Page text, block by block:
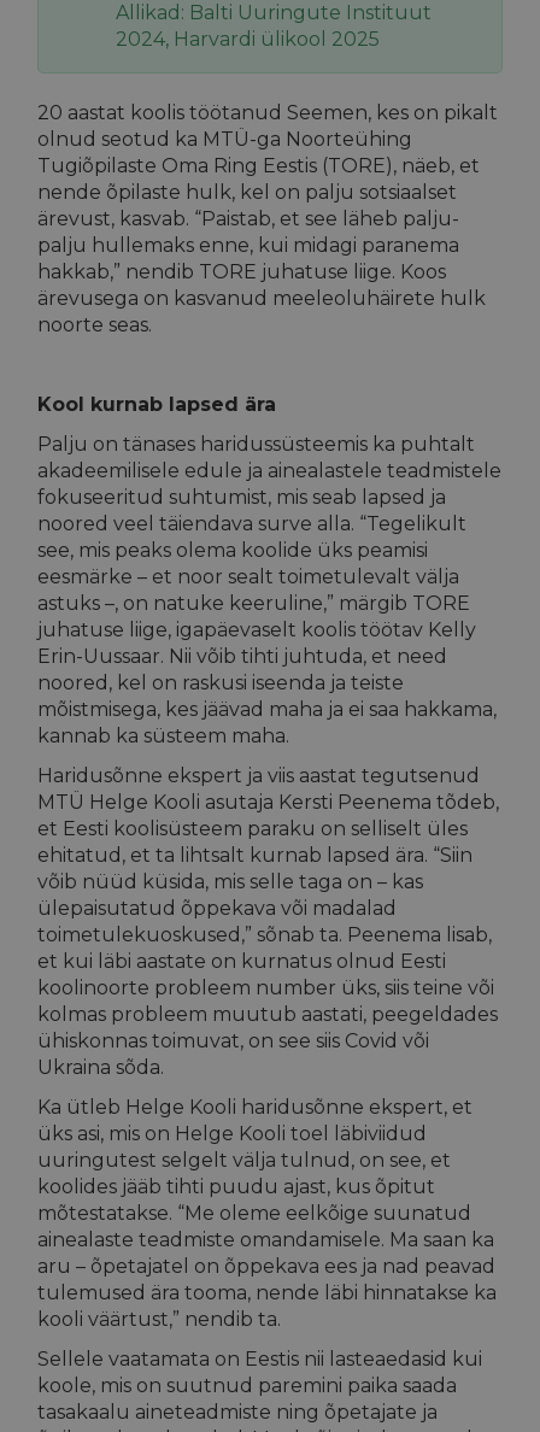
Allikad: Balti Uuringute Instituut
2024, Harvardi ülikool 2025
20 aastat koolis töötanud Seemen, kes on pikalt
olnud seotud ka MTÜ-ga Noorteühing
Tugiõpilaste Oma Ring Eestis (TORE), näeb, et
nende õpilaste hulk, kel on palju sotsiaalset
ärevust, kasvab. “Paistab, et see läheb palju-
palju hullemaks enne, kui midagi paranema
hakkab,” nendib TORE juhatuse liige. Koos
ärevusega on kasvanud meeleoluhäirete hulk
noorte seas.
Kool kurnab lapsed ära
Palju on tänases haridussüsteemis ka puhtalt
akadeemilisele edule ja ainealastele teadmistele
fokuseeritud suhtumist, mis seab lapsed ja
noored veel täiendava surve alla. “Tegelikult
see, mis peaks olema koolide üks peamisi
eesmärke – et noor sealt toimetulevalt välja
astuks –, on natuke keeruline,” märgib TORE
juhatuse liige, igapäevaselt koolis töötav Kelly
Erin-Uussaar. Nii võib tihti juhtuda, et need
noored, kel on raskusi iseenda ja teiste
mõistmisega, kes jäävad maha ja ei saa hakkama,
kannab ka süsteem maha.
Haridusõnne ekspert ja viis aastat tegutsenud
MTÜ Helge Kooli asutaja Kersti Peenema tõdeb,
et Eesti koolisüsteem paraku on selliselt üles
ehitatud, et ta lihtsalt kurnab lapsed ära. “Siin
võib nüüd küsida, mis selle taga on – kas
ülepaisutatud õppekava või madalad
toimetulekuoskused,” sõnab ta. Peenema lisab,
et kui läbi aastate on kurnatus olnud Eesti
koolinoorte probleem number üks, siis teine või
kolmas probleem muutub aastati, peegeldades
ühiskonnas toimuvat, on see siis Covid või
Ukraina sõda.
Ka ütleb Helge Kooli haridusõnne ekspert, et
üks asi, mis on Helge Kooli toel läbiviidud
uuringutest selgelt välja tulnud, on see, et
koolides jääb tihti puudu ajast, kus õpitut
mõtestatakse. “Me oleme eelkõige suunatud
ainealaste teadmiste omandamisele. Ma saan ka
aru – õpetajatel on õppekava ees ja nad peavad
tulemused ära tooma, nende läbi hinnatakse ka
kooli väärtust,” nendib ta.
Sellele vaatamata on Eestis nii lasteaedasid kui
koole, mis on suutnud paremini paika saada
tasakaalu aineteadmiste ning õpetajate ja